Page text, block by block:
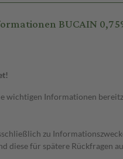
BUCAIN
wichtigen Informationen
zu
diese für spätere Rückfragen